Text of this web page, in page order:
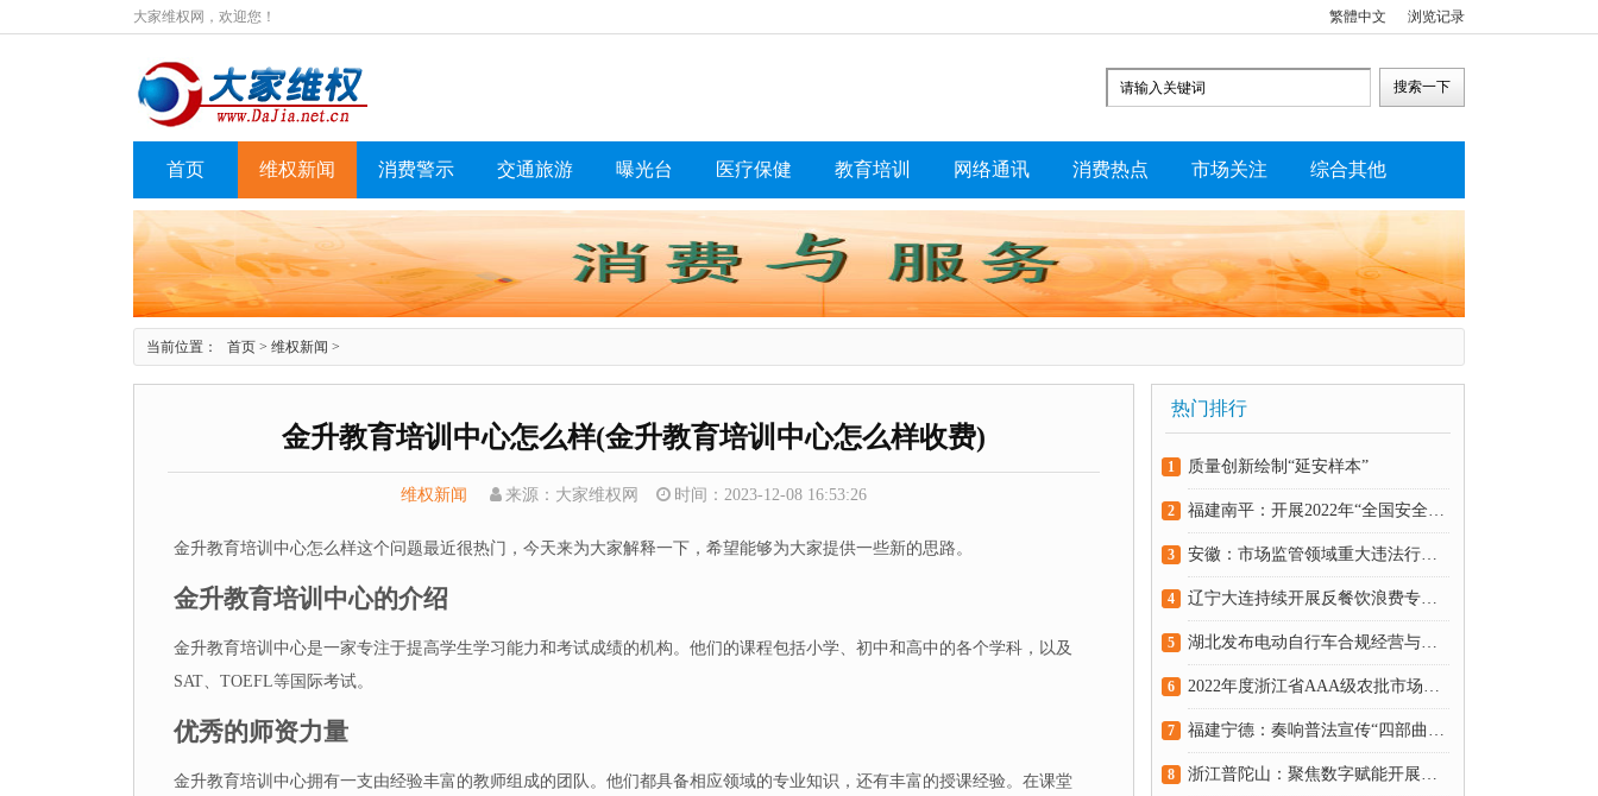
大家维权网，欢迎您！ 繁體中文 浏览记录
首页 维权新闻 消费警示 交通旅游 曝光台 医疗保健 教育培训 网络通讯 消费热点 市场关注 综合其他
当前位置： 首页 > 维权新闻 >
金升教育培训中心怎么样(金升教育培训中心怎么样收费)
维权新闻 来源：大家维权网 时间：2023-12-08 16:53:26
金升教育培训中心怎么样这个问题最近很热门，今天来为大家解释一下，希望能够为大家提供一些新的思路。
金升教育培训中心的介绍
金升教育培训中心是一家专注于提高学生学习能力和考试成绩的机构。他们的课程包括小学、初中和高中的各个学科，以及
SAT、TOEFL等国际考试。
优秀的师资力量
金升教育培训中心拥有一支由经验丰富的教师组成的团队。他们都具备相应领域的专业知识，还有丰富的授课经验。在课堂
热门排行
1 质量创新绘制“延安样本”
2 福建南平：开展2022年“全国安全用药月”活动
3 安徽：市场监管领域重大违法行为举报最高奖励百万元
4 辽宁大连持续开展反餐饮浪费专项整治行动
5 湖北发布电动自行车合规经营与安全消费提示
6 2022年度浙江省AAA级农批市场落户宁波
7 福建宁德：奏响普法宣传“四部曲” 构筑药品安全“防火墙”
8 浙江普陀山：聚焦数字赋能开展联合监管